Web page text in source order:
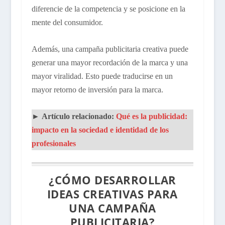
diferencie de la competencia y se posicione en la
mente del consumidor.
Además, una campaña publicitaria creativa puede
generar una mayor recordación de la marca y una
mayor viralidad. Esto puede traducirse en un
mayor retorno de inversión para la marca.
► Artículo relacionado: Qué es la publicidad:
impacto en la sociedad e identidad de los
profesionales
¿CÓMO DESARROLLAR
IDEAS CREATIVAS PARA
UNA CAMPAÑA